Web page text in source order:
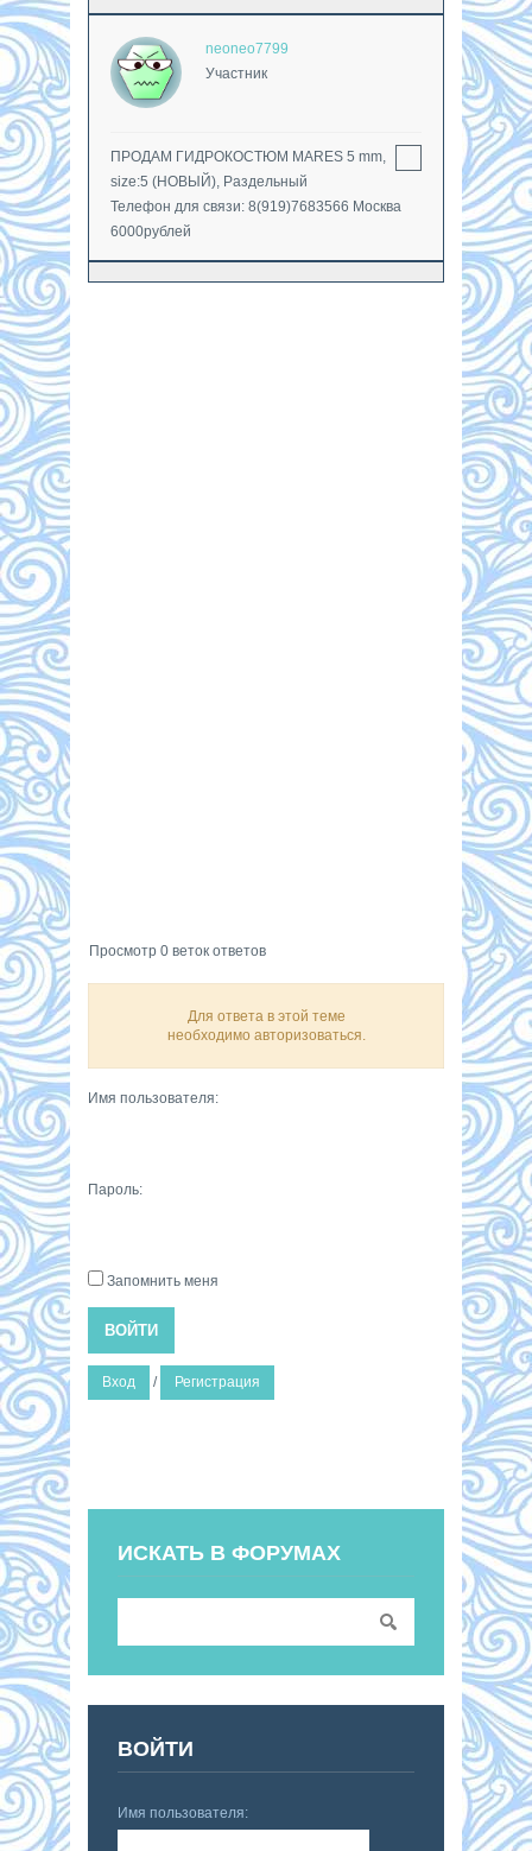
neoneo7799
Участник
ПРОДАМ ГИДРОКОСТЮМ MARES 5 mm,
size:5 (НОВЫЙ), Раздельный
Телефон для связи: 8(919)7683566 Москва
6000рублей
Просмотр 0 веток ответов
Для ответа в этой теме
необходимо авторизоваться.
Имя пользователя:
Пароль:
Запомнить меня
ВОЙТИ
Вход / Регистрация
ИСКАТЬ В ФОРУМАХ
ВОЙТИ
Имя пользователя: